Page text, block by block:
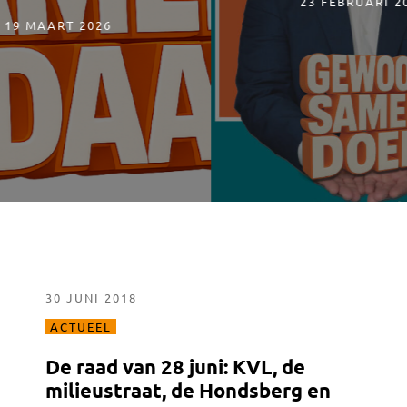
MAART 2026
30 JUNI 2018
ACTUEEL
De raad van 28 juni: KVL, de
milieustraat, de Hondsberg en